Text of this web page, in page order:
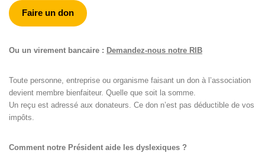
Faire un don
Ou un virement bancaire : Demandez-nous notre RIB
Toute personne, entreprise ou organisme faisant un don à l’association
devient membre bienfaiteur. Quelle que soit la somme.
Un reçu est adressé aux donateurs. Ce don n’est pas déductible de vos
impôts.
Comment notre Président aide les dyslexiques ?